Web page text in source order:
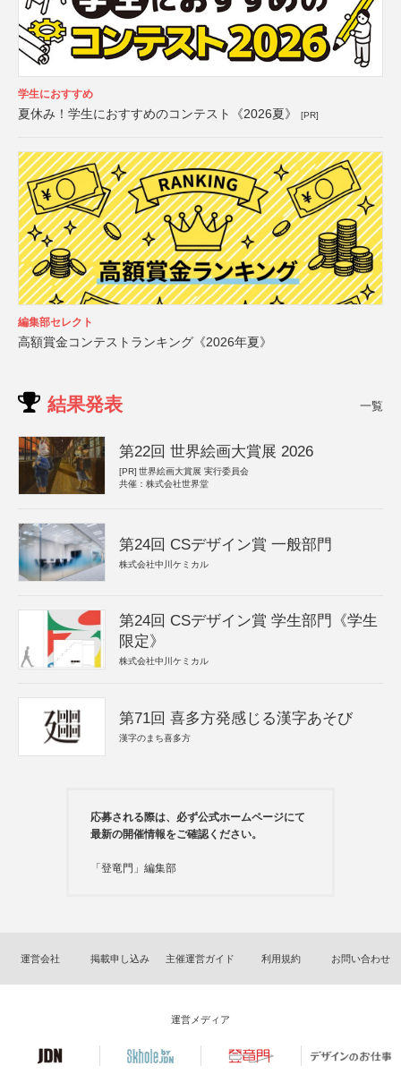
学生におすすめ
夏休み！学生におすすめのコンテスト《2026夏》 [PR]
編集部セレクト
高額賞金コンテストランキング《2026年夏》
結果発表 一覧
第22回 世界絵画大賞展 2026
[PR] 世界絵画大賞展 実行委員会
共催：株式会社世界堂
第24回 CSデザイン賞 一般部門
株式会社中川ケミカル
第24回 CSデザイン賞 学生部門《学生
限定》
株式会社中川ケミカル
第71回 喜多方発感じる漢字あそび
漢字のまち喜多方
応募される際は、必ず公式ホームページにて
最新の開催情報をご確認ください。
「登竜門」編集部
運営会社 掲載申し込み 主催運営ガイド 利用規約 お問い合わせ
運営メディア